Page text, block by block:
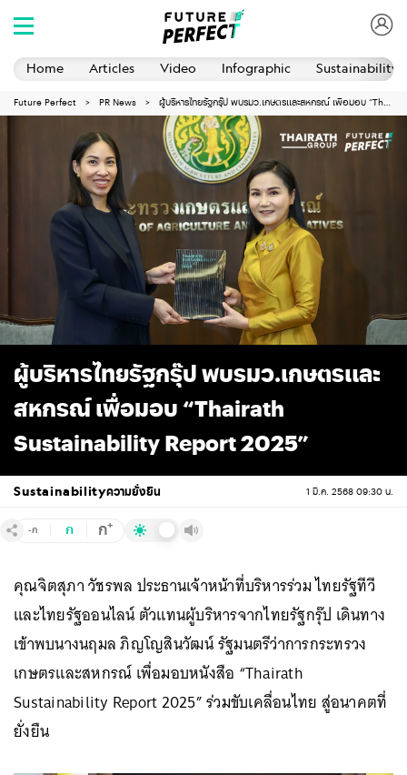
Home Articles Video Infographic Sustainability
Future Perfect PR News ผู้บริหารไทยรัฐกรุ๊ป พบรมว.เกษตรและสหกรณ์ เพื่อมอบ “Thairath Sustainability Report 2025”
ผู้บริหารไทยรัฐกรุ๊ป พบรมว.เกษตรและ
สหกรณ์ เพื่อมอบ “Thairath
Sustainability Report 2025”
Sustainabilityความยั่งยืน 1 มี.ค. 2568 09:30 น.
-ก ก ก+
คุณจิตสุภา วัชรพล ประธานเจ้าหน้าที่บริหารร่วม ไทยรัฐทีวี
และไทยรัฐออนไลน์ ตัวแทนผู้บริหารจากไทยรัฐกรุ๊ป เดินทาง
เข้าพบนางนฤมล ภิญโญสินวัฒน์ รัฐมนตรีว่าการกระทรวง
เกษตรและสหกรณ์ เพื่อมอบหนังสือ “Thairath
Sustainability Report 2025” ร่วมขับเคลื่อนไทย สู่อนาคตที่
ยั่งยืน⁣